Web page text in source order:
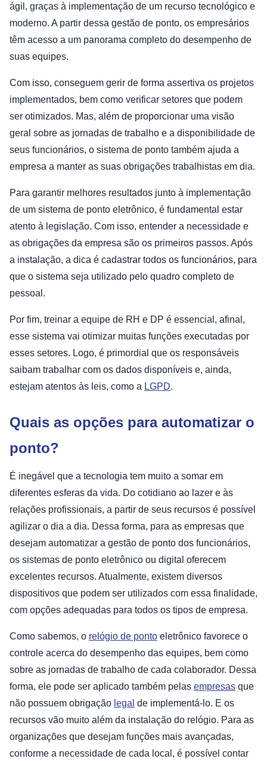
ágil, graças à implementação de um recurso tecnológico e
moderno. A partir dessa gestão de ponto, os empresários
têm acesso a um panorama completo do desempenho de
suas equipes.
Com isso, conseguem gerir de forma assertiva os projetos
implementados, bem como verificar setores que podem
ser otimizados. Mas, além de proporcionar uma visão
geral sobre as jornadas de trabalho e a disponibilidade de
seus funcionários, o sistema de ponto também ajuda a
empresa a manter as suas obrigações trabalhistas em dia.
Para garantir melhores resultados junto à implementação
de um sistema de ponto eletrônico, é fundamental estar
atento à legislação. Com isso, entender a necessidade e
as obrigações da empresa são os primeiros passos. Após
a instalação, a dica é cadastrar todos os funcionários, para
que o sistema seja utilizado pelo quadro completo de
pessoal.
Por fim, treinar a equipe de RH e DP é essencial, afinal,
esse sistema vai otimizar muitas funções executadas por
esses setores. Logo, é primordial que os responsáveis
saibam trabalhar com os dados disponíveis e, ainda,
estejam atentos às leis, como a LGPD.
Quais as opções para automatizar o
ponto?
É inegável que a tecnologia tem muito a somar em
diferentes esferas da vida. Do cotidiano ao lazer e às
relações profissionais, a partir de seus recursos é possível
agilizar o dia a dia. Dessa forma, para as empresas que
desejam automatizar a gestão de ponto dos funcionários,
os sistemas de ponto eletrônico ou digital oferecem
excelentes recursos. Atualmente, existem diversos
dispositivos que podem ser utilizados com essa finalidade,
com opções adequadas para todos os tipos de empresa.
Como sabemos, o relógio de ponto eletrônico favorece o
controle acerca do desempenho das equipes, bem como
sobre as jornadas de trabalho de cada colaborador. Dessa
forma, ele pode ser aplicado também pelas empresas que
não possuem obrigação legal de implementá-lo. E os
recursos vão muito além da instalação do relógio. Para as
organizações que desejam funções mais avançadas,
conforme a necessidade de cada local, é possível contar